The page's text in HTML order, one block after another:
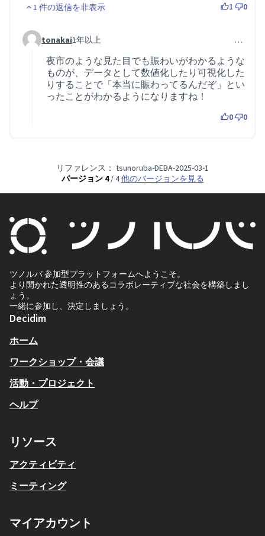
1 件の返信を非表示 1 0
コメント 74 (コメント 61 への返信)
tonakai1年以上 …
夜市のような見た目でも賑わいがわかるような
ものが、データとして数値化したり可視化した
りすることで「本当に賑わってるんだぞ」とい
ったことがわかるようになりますね！
0 0
リファレンス： tsunoruba-DEBA-2025-03-1
バージョン 4/ 4 他のバージョンを見る
ツノルバ 参加型プラットフォームへようこそ。
より開かれた透明性のあるコラボレーティブな社会を構築しまし
ょう。
一緒に参加し、決定しましょう。
Decidim
ホーム
ワークショップ・会議
活動・プロジェクト
ヘルプ
リソース
アクティビティ
ミーティング
マイアカウント